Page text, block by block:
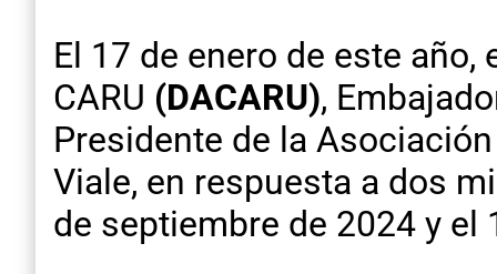
El 17 de enero de este
CARU (DACARU),
Presidente de la
Viale, en respuesta a dos
de septiembre de 2024 y el